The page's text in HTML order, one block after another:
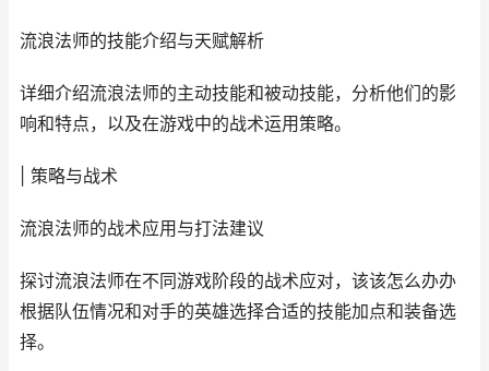
流浪法师的技能介绍与天赋解析
详细介绍流浪法师的主动技能和被动技能，分析他们的影
响和特点，以及在游戏中的战术运用策略。
| 策略与战术
流浪法师的战术应用与打法建议
探讨流浪法师在不同游戏阶段的战术应对，该该怎么办办
根据队伍情况和对手的英雄选择合适的技能加点和装备选
择。